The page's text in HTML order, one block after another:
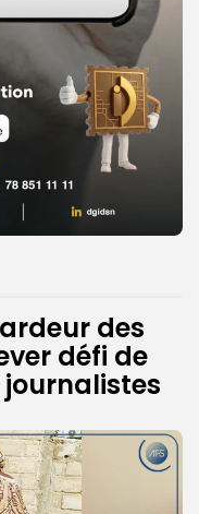
des
défi de